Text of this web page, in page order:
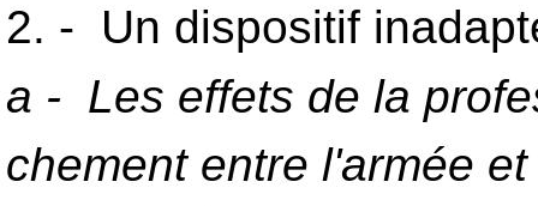
2. - Un dispositif
a - Les effets de la
chement entre l'armée